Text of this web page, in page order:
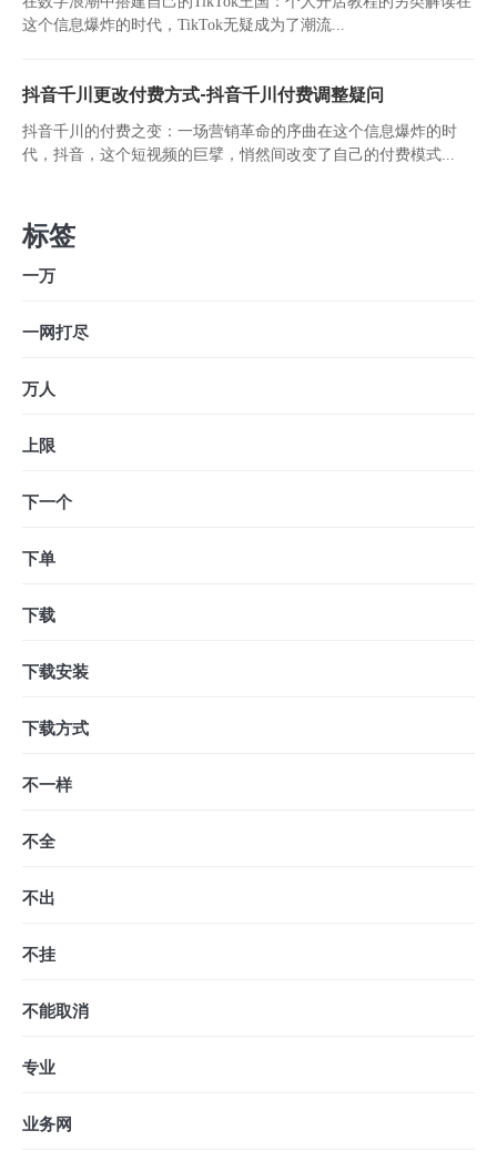
这个信息爆炸的时代，TikTok无疑成为了潮流...
抖音千川更改付费方式-抖音千川付费调整疑问
抖音千川的付费之变：一场营销革命的序曲在这个信息爆炸的时
代，抖音，这个短视频的巨擘，悄然间改变了自己的付费模式...
标签
一万
一网打尽
万人
上限
下一个
下单
下载
下载安装
下载方式
不一样
不全
不出
不挂
不能取消
专业
业务网